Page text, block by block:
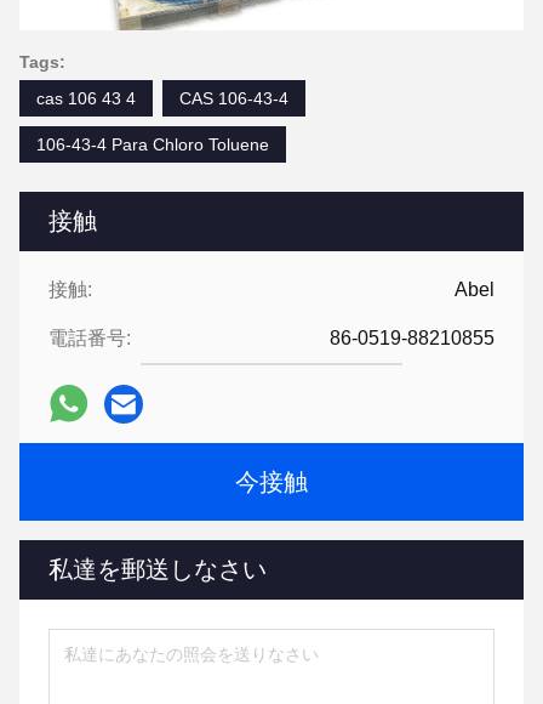
接触
接触: Abel
電話番号: 86-0519-88210855
今接触
私達を郵送しなさい
Tags:
cas 106 43 4
CAS 106-43-4
106-43-4 Para Chloro Toluene